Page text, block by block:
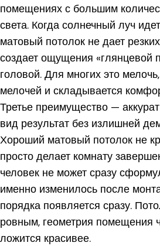
помещениях с большим
света. Когда солнечный луч
матовый потолок не дает
создает ощущения «глянцевой
головой. Для многих это
мелочей и складывается
Третье преимущество —
вид результат без излишней
Хороший матовый потолок не
просто делает комнату
человек не может сразу
именно изменилось после
порядка появляется сразу.
ровным, геометрия помещения
ложится красивее.